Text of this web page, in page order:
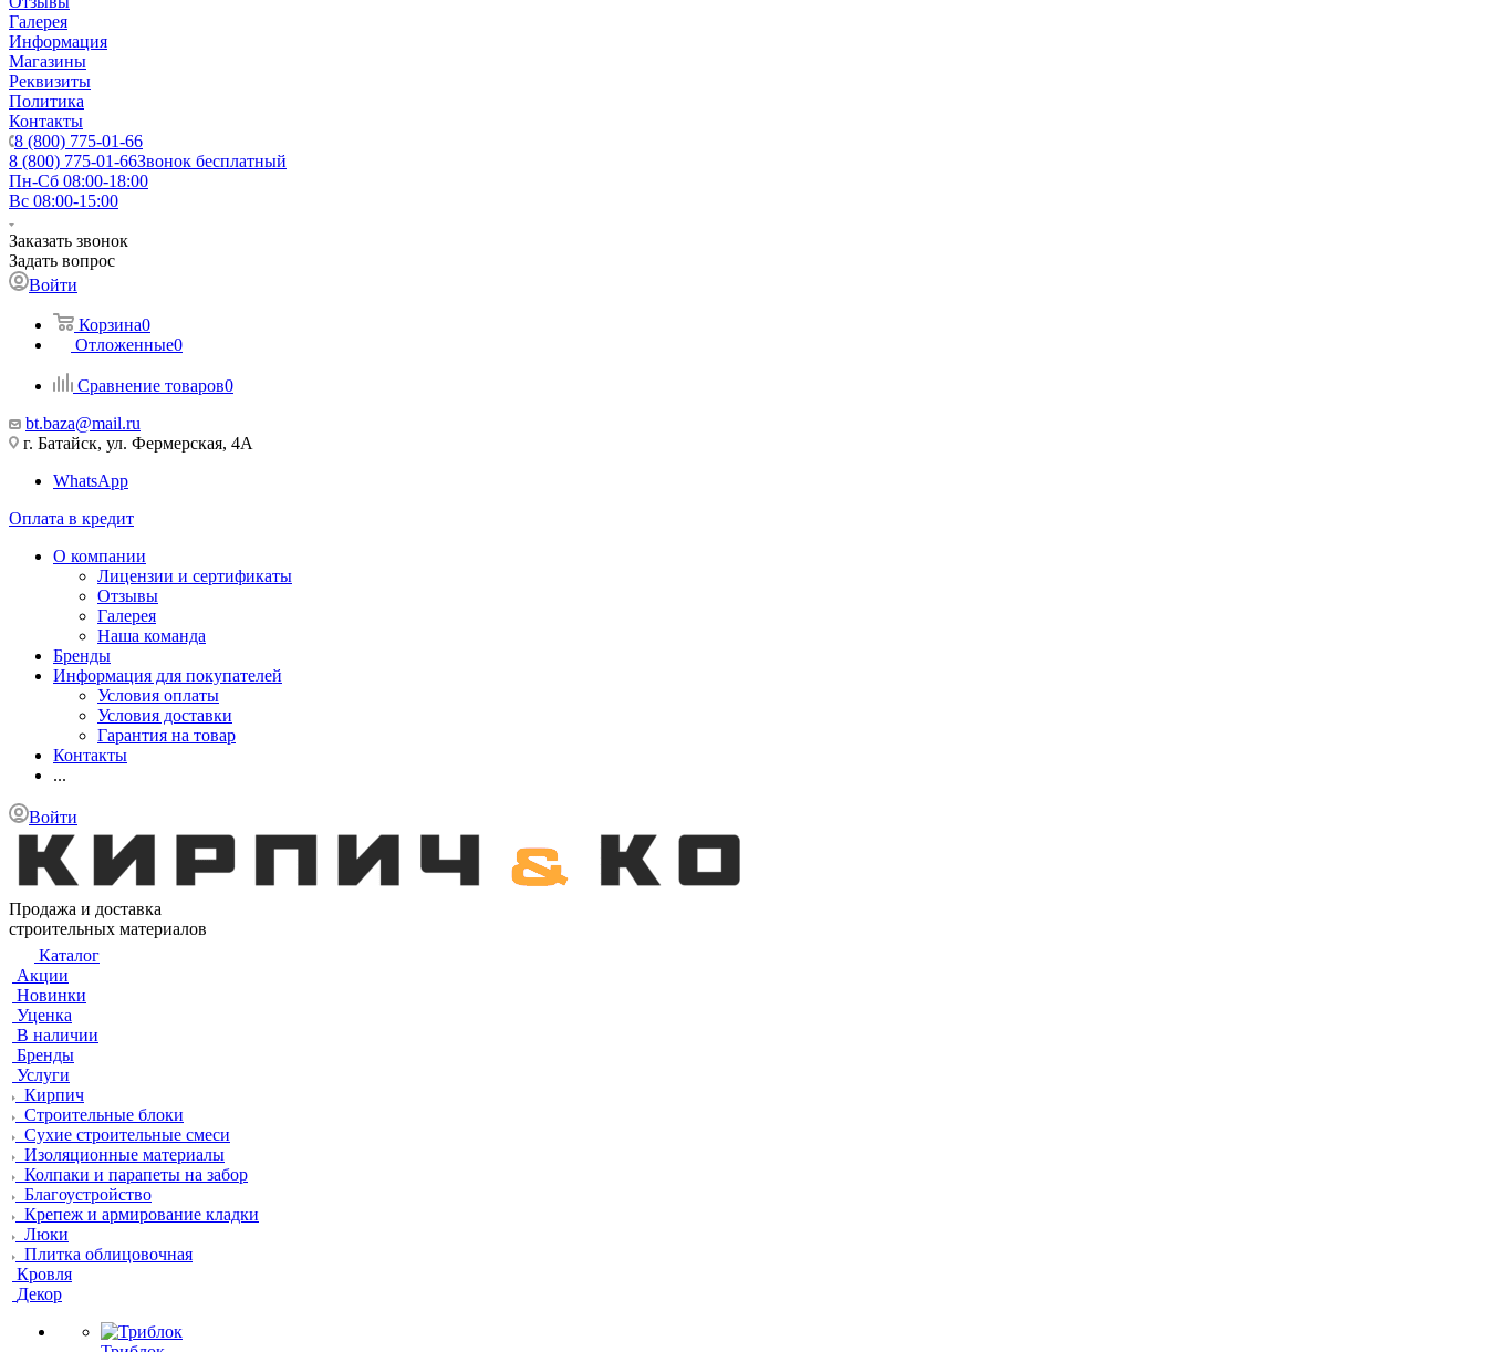
Галерея
Информация
Магазины
Реквизиты
Политика
Контакты
8 (800) 775-01-66
8 (800) 775-01-66Звонок бесплатный
Пн-Сб 08:00-18:00
Вс 08:00-15:00
Заказать звонок
Задать вопрос
Войти
Корзина0
Отложенные0
Сравнение товаров0
bt.baza@mail.ru
г. Батайск, ул. Фермерская, 4А
WhatsApp
Оплата в кредит
О компании
Лицензии и сертификаты
Отзывы
Галерея
Наша команда
Бренды
Информация для покупателей
Условия оплаты
Условия доставки
Гарантия на товар
Контакты
...
Войти
Продажа и доставка
строительных материалов
Каталог
Акции
Новинки
Уценка
В наличии
Бренды
Услуги
Кирпич
Строительные блоки
Сухие строительные смеси
Изоляционные материалы
Колпаки и парапеты на забор
Благоустройство
Крепеж и армирование кладки
Люки
Плитка облицовочная
Кровля
Декор